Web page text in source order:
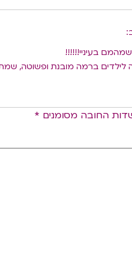
בעיניי!!!!!!
לילדים ברמה מובנת ופשוטה,
החובה מסומנים *